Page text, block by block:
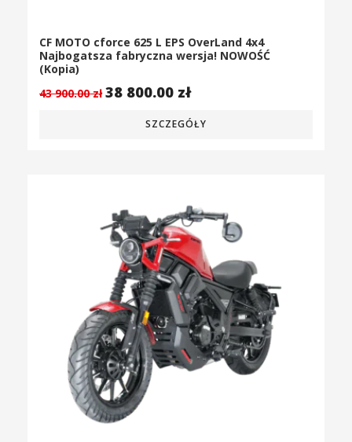
CF MOTO cforce 625 L EPS OverLand 4x4
Najbogatsza fabryczna wersja! NOWOŚĆ
(Kopia)
43 900.00zł 38 800.00 zł
SZCZEGÓŁY